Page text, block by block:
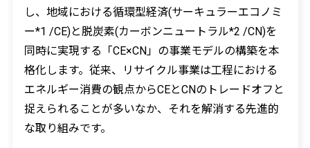
し、地域における循環型経済(サーキュラーエコノミ
ー*1 /CE)と脱炭素(カーボンニュートラル*2 /CN)を
同時に実現する「CE×CN」の事業モデルの構築を本
格化します。従来、リサイクル事業は工程における
エネルギー消費の観点からCEとCNのトレードオフと
捉えられることが多いなか、それを解消する先進的
な取り組みです。